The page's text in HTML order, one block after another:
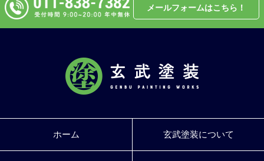
メールフォームはこちら！
ホーム 玄武塗装について